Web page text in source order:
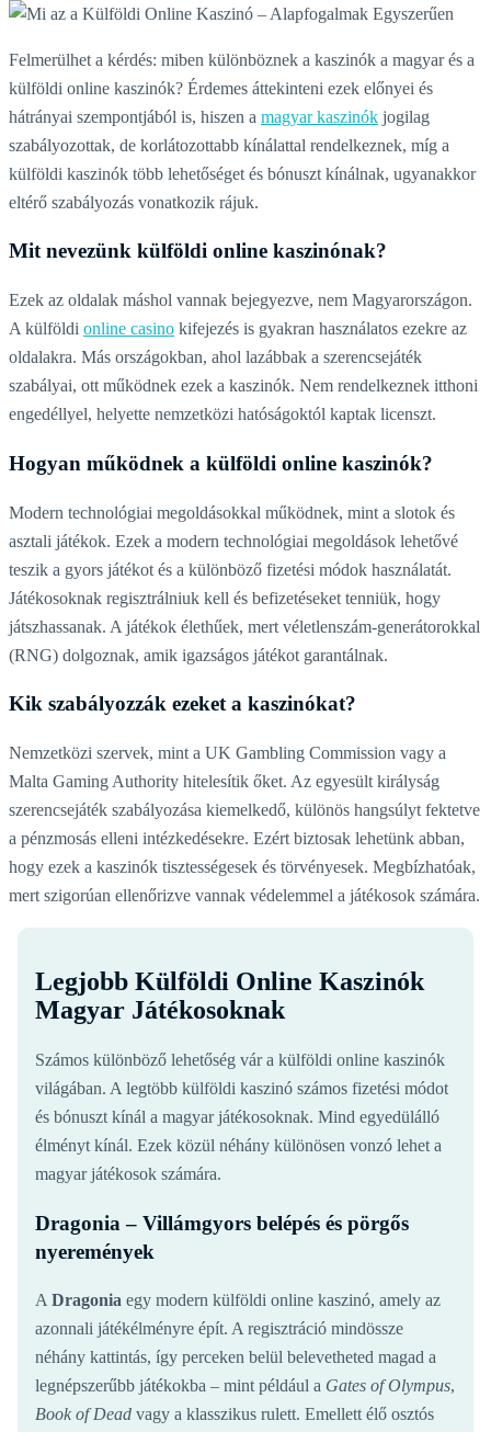
Felmerülhet a kérdés: miben különböznek a kaszinók a magyar és a
külföldi online kaszinók? Érdemes áttekinteni ezek előnyei és
hátrányai szempontjából is, hiszen a magyar kaszinók jogilag
szabályozottak, de korlátozottabb kínálattal rendelkeznek, míg a
külföldi kaszinók több lehetőséget és bónuszt kínálnak, ugyanakkor
eltérő szabályozás vonatkozik rájuk.
Mit nevezünk külföldi online kaszinónak?
Ezek az oldalak máshol vannak bejegyezve, nem Magyarországon.
A külföldi online casino kifejezés is gyakran használatos ezekre az
oldalakra. Más országokban, ahol lazábbak a szerencsejáték
szabályai, ott működnek ezek a kaszinók. Nem rendelkeznek itthoni
engedéllyel, helyette nemzetközi hatóságoktól kaptak licenszt.
Hogyan működnek a külföldi online kaszinók?
Modern technológiai megoldásokkal működnek, mint a slotok és
asztali játékok. Ezek a modern technológiai megoldások lehetővé
teszik a gyors játékot és a különböző fizetési módok használatát.
Játékosoknak regisztrálniuk kell és befizetéseket tenniük, hogy
játszhassanak. A játékok élethűek, mert véletlenszám-generátorokkal
(RNG) dolgoznak, amik igazságos játékot garantálnak.
Kik szabályozzák ezeket a kaszinókat?
Nemzetközi szervek, mint a UK Gambling Commission vagy a
Malta Gaming Authority hitelesítik őket. Az egyesült királyság
szerencsejáték szabályozása kiemelkedő, különös hangsúlyt fektetve
a pénzmosás elleni intézkedésekre. Ezért biztosak lehetünk abban,
hogy ezek a kaszinók tisztességesek és törvényesek. Megbízhatóak,
mert szigorúan ellenőrizve vannak védelemmel a játékosok számára.
Legjobb Külföldi Online Kaszinók
Magyar Játékosoknak
Számos különböző lehetőség vár a külföldi online kaszinók
világában. A legtöbb külföldi kaszinó számos fizetési módot
és bónuszt kínál a magyar játékosoknak. Mind egyedülálló
élményt kínál. Ezek közül néhány különösen vonzó lehet a
magyar játékosok számára.
Dragonia – Villámgyors belépés és pörgős
nyeremények
A Dragonia egy modern külföldi online kaszinó, amely az
azonnali játékélményre épít. A regisztráció mindössze
néhány kattintás, így perceken belül belevetheted magad a
legnépszerűbb játékokba – mint például a Gates of Olympus,
Book of Dead vagy a klasszikus rulett. Emellett élő osztós